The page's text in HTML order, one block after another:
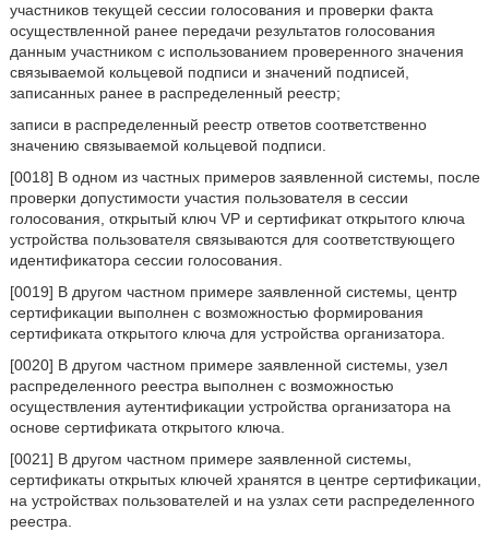
участников текущей сессии голосования и проверки факта
осуществленной ранее передачи результатов голосования
данным участником с использованием проверенного значения
связываемой кольцевой подписи и значений подписей,
записанных ранее в распределенный реестр;
записи в распределенный реестр ответов соответственно
значению связываемой кольцевой подписи.
[0018] В одном из частных примеров заявленной системы, после
проверки допустимости участия пользователя в сессии
голосования, открытый ключ VP и сертификат открытого ключа
устройства пользователя связываются для соответствующего
идентификатора сессии голосования.
[0019] В другом частном примере заявленной системы, центр
сертификации выполнен с возможностью формирования
сертификата открытого ключа для устройства организатора.
[0020] В другом частном примере заявленной системы, узел
распределенного реестра выполнен с возможностью
осуществления аутентификации устройства организатора на
основе сертификата открытого ключа.
[0021] В другом частном примере заявленной системы,
сертификаты открытых ключей хранятся в центре сертификации,
на устройствах пользователей и на узлах сети распределенного
реестра.